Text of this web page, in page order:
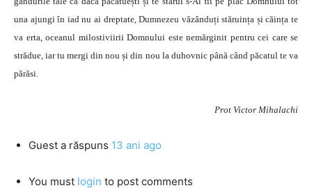
una ajungi în iad nu ai dreptate, Dumnezeu văzânduți stăruința și căința te
va erta, oceanul milostiviirii Domnului este nemărginit pentru cei care se
strădue, iar tu mergi din nou și din nou la duhovnic până când păcatul te va
părăsi.
Prot Victor Mihalachi
Guest a răspuns 13 ani ago
You must login to post comments